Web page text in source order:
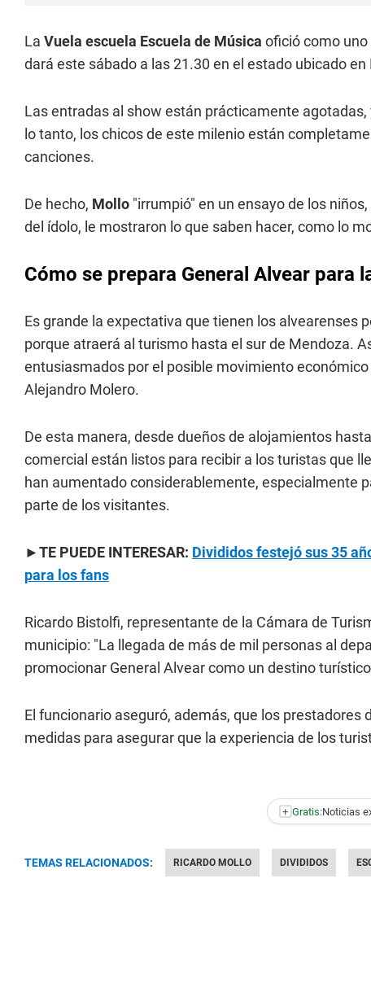
La Vuela escuela Escuela de Música ofició como
dará este sábado a las 21.30 en el estado ubicado
Las entradas al show están prácticamente
lo tanto, los chicos de este milenio están
canciones.
De hecho, Mollo "irrumpió" en un ensayo de los
del ídolo, le mostraron lo que saben hacer, como lo
Cómo se prepara General Alvear para
Es grande la expectativa que tienen los alvearenses
porque atraerá al turismo hasta el sur de Mendoza.
entusiasmados por el posible movimiento
Alejandro Molero.
De esta manera, desde dueños de alojamientos
comercial están listos para recibir a los turistas que
han aumentado considerablemente, especialmente
parte de los visitantes.
►TE PUEDE INTERESAR: Divididos festejó sus 35
para los fans
Ricardo Bistolfi, representante de la Cámara de
municipio: "La llegada de más de mil personas al
promocionar General Alvear como un destino
El funcionario aseguró, además, que los
medidas para asegurar que la experiencia de los
+ Gratis:Noticias
TEMAS RELACIONADOS: RICARDO MOLLO DIVIDIDOS